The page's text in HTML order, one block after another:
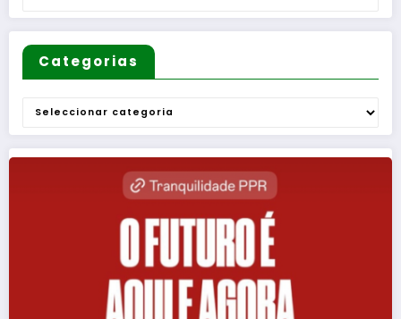
Categorias
Categorias